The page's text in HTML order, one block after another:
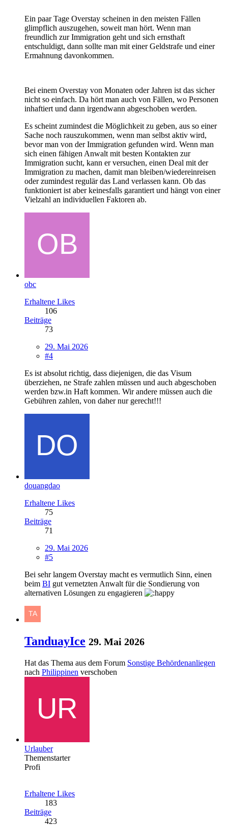
Ein paar Tage Overstay scheinen in den meisten Fällen
glimpflich auszugehen, soweit man hört. Wenn man
freundlich zur Immigration geht und sich ernsthaft
entschuldigt, dann sollte man mit einer Geldstrafe und einer
Ermahnung davonkommen.
Bei einem Overstay von Monaten oder Jahren ist das sicher
nicht so einfach. Da hört man auch von Fällen, wo Personen
inhaftiert und dann irgendwann abgeschoben werden.
Es scheint zumindest die Möglichkeit zu geben, aus so einer
Sache noch rauszukommen, wenn man selbst aktiv wird,
bevor man von der Immigration gefunden wird. Wenn man
sich einen fähigen Anwalt mit besten Kontakten zur
Immigration sucht, kann er versuchen, einen Deal mit der
Immigration zu machen, damit man bleiben/wiedereinreisen
oder zumindest regulär das Land verlassen kann. Ob das
funktioniert ist aber keinesfalls garantiert und hängt von einer
Vielzahl an individuellen Faktoren ab.
obc
Erhaltene Likes
106
Beiträge
73
29. Mai 2026
#4
Es ist absolut richtig, dass diejenigen, die das Visum
überziehen, ne Strafe zahlen müssen und auch abgeschoben
werden bzw.in Haft kommen. Wir andere müssen auch die
Gebühren zahlen, von daher nur gerecht!!!
douangdao
Erhaltene Likes
75
Beiträge
71
29. Mai 2026
#5
Bei sehr langem Overstay macht es vermutlich Sinn, einen
beim BI gut vernetzten Anwalt für die Sondierung von
alternativen Lösungen zu engagieren
TanduayIce 29. Mai 2026
Hat das Thema aus dem Forum Sonstige Behördenanliegen
nach Philippinen verschoben
Urlauber
Themenstarter
Profi
Erhaltene Likes
183
Beiträge
423